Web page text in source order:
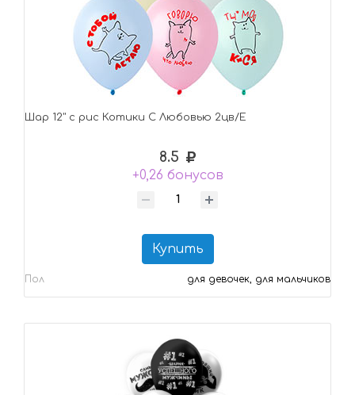
Шар 12" с рис Котики С Любовью 2цв/Е
8.5
+0,26 бонусов
Купить
Пол для девочек, для мальчиков